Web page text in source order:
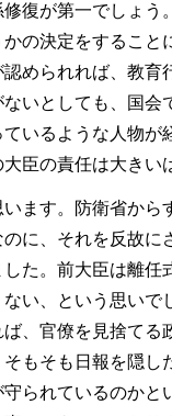
復が第一でしょう
の決定をすること
められれば、教育
いとしても、国会
いるような人物が
臣の責任は大きい
ます。防衛省から
に、それを反故に
た。前大臣は離任
い、という思いで
、官僚を見捨てる
もそも日報を隠し
られているのかと